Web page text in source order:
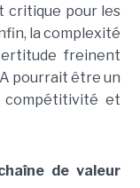
critique pour les
la complexité
freinent
pourrait être un
compétitivité et
de valeur